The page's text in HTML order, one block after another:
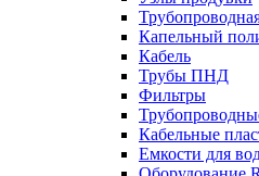
Капельный
Кабель
Трубы ПНД
Фильтры
Кабельные
Емкости для